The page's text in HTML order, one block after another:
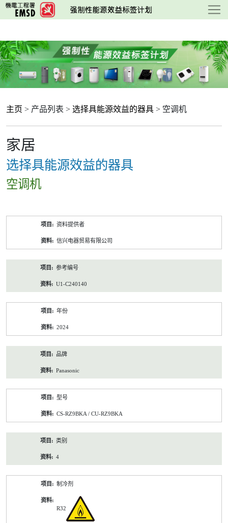
跳
至
要
内
容
主页 > 产品列表 > 选择具能源效益的器具 > 空调机
家居
选择具能源效益的器具
空调机
资料提供者
信兴电器贸易有限公司
参考编号
U1-C240140
年份
2024
品牌
Panasonic
型号
CS-RZ9BKA / CU-RZ9BKA
类别
4
制冷剂
R32